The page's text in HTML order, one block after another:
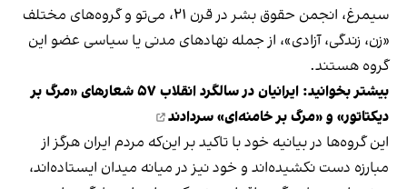
سیمرغ، انجمن حقوق بشر در قرن ۲۱، می‌تو و گروه‌های مختلف
«زن، زندگی، آزادی»، از جمله نهاد‌های مدنی یا سیاسی عضو این
گروه هستند.
بیشتر بخوانید:
ایرانیان در سالگرد انقلاب ۵۷ شعارهای «مرگ بر
دیکتاتور» و «مرگ بر خامنه‌ای» سردادند
این گروه‌ها در بیانیه خود با تاکید بر این‌که مردم ایران هرگز از
مبارزه دست نکشیده‌اند و خود نیز در میانه میدان ایستاده‌اند،